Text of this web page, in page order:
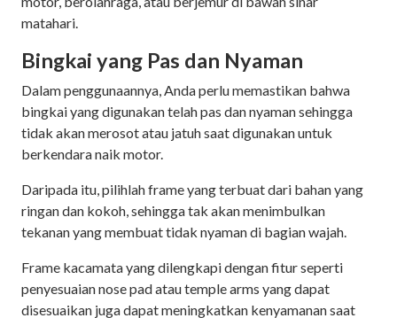
matahari.
Bingkai yang Pas dan Nyaman
Dalam penggunaannya, Anda perlu memastikan bahwa
bingkai yang digunakan telah pas dan nyaman sehingga
tidak akan merosot atau jatuh saat digunakan untuk
berkendara naik motor.
Daripada itu, pilihlah frame yang terbuat dari bahan yang
ringan dan kokoh, sehingga tak akan menimbulkan
tekanan yang membuat tidak nyaman di bagian wajah.
Frame kacamata yang dilengkapi dengan fitur seperti
penyesuaian nose pad atau temple arms yang dapat
disesuaikan juga dapat meningkatkan kenyamanan saat